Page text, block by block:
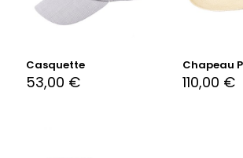
Casquette
53,00 €
Chapeau
110,00 €